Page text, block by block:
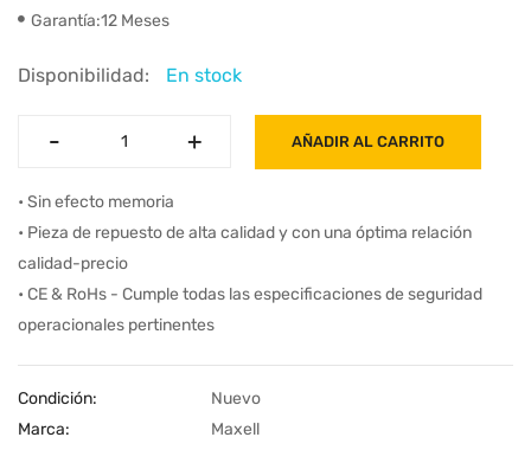
Garantía:12 Meses
Disponibilidad: En stock
- +
- + AÑADIR AL CARRITO
• Sin efecto memoria
• Pieza de repuesto de alta calidad y con una óptima relación
calidad-precio
• CE & RoHs - Cumple todas las especificaciones de seguridad
operacionales pertinentes
Condición:
Nuevo
Marca:
Maxell